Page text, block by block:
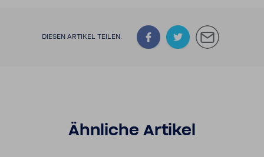
DIESEN ARTIKEL TEILEN:
Ähnliche Artikel